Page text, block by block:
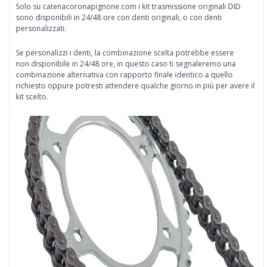
Solo su catenacoronapignone.com i kit trasmissione originali DID
sono disponibili in 24/48 ore con denti originali, o con denti
personalizzati.
Se personalizzi i denti, la combinazione scelta potrebbe essere
non disponibile in 24/48 ore, in questo caso ti segnaleremo una
combinazione alternativa con rapporto finale identico a quello
richiesto oppure potresti attendere qualche giorno in più per avere il
kit scelto.